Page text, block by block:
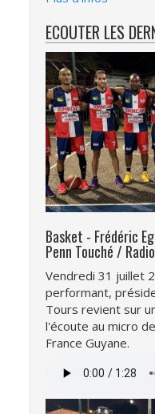
ECOUTER LES
Basket - Frédéric
Penn Touché /
Vendredi 31 juillet
performant,
Tours revient sur
l'écoute au micro
France Guyane.
audio